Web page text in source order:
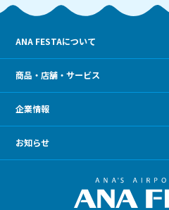
ANA FESTAについて
商品・店舗・サービス
企業情報
お知らせ